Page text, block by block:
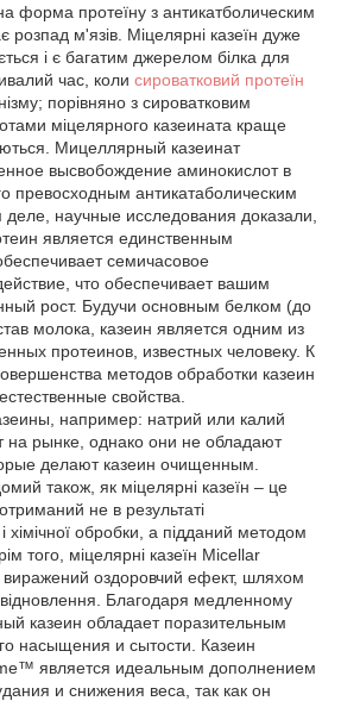
форма протеїну з антикатболическим
розпад м'язів. Міцелярні казеїн дуже
і є багатим джерелом білка для
час, коли сироватковий протеїн
порівняно з сироватковим
міцелярного казеината краще
Мицеллярный казеинат
высвобождение аминокислот в
превосходным антикатаболическим
научные исследования доказали,
является единственным
семичасовое
что обеспечивает вашим
рост. Будучи основным белком (до
молока, казеин является одним из
протеинов, известных человеку. К
методов обработки казеин
свойства.
например: натрий или калий
на рынке, однако они не обладают
делают казеин очищенным.
також, як міцелярні казеїн – це
не в результаті
хімічної обробки, а підданий методом
того, міцелярні казеїн Micellar
оздоровчий ефект, шляхом
відновлення. Благодаря медленному
казеин обладает поразительным
насыщения и сытости. Казеин
является идеальным дополнением
и снижения веса, так как он